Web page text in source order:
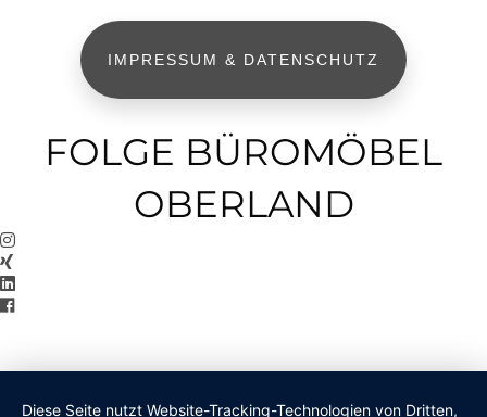
IMPRESSUM & DATENSCHUTZ
FOLGE BÜROMÖBEL
OBERLAND
Diese Seite nutzt Website-Tracking-Technologien von Dritten,